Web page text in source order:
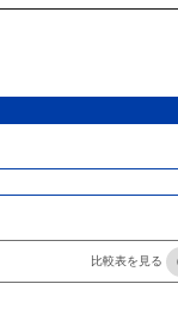
比較表を見る